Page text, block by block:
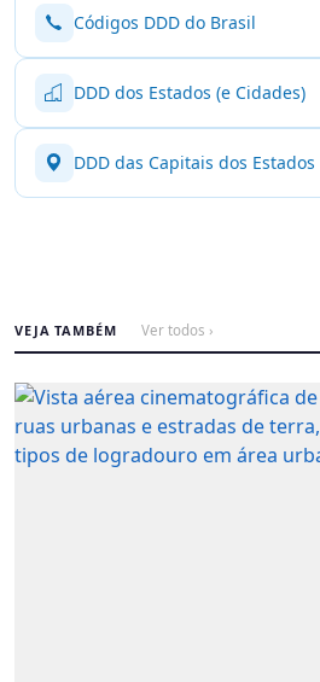
Códigos DDD do Brasil
DDD dos Estados (e Cidades)
DDD das Capitais dos Estados
VEJA TAMBÉM Ver todos ›